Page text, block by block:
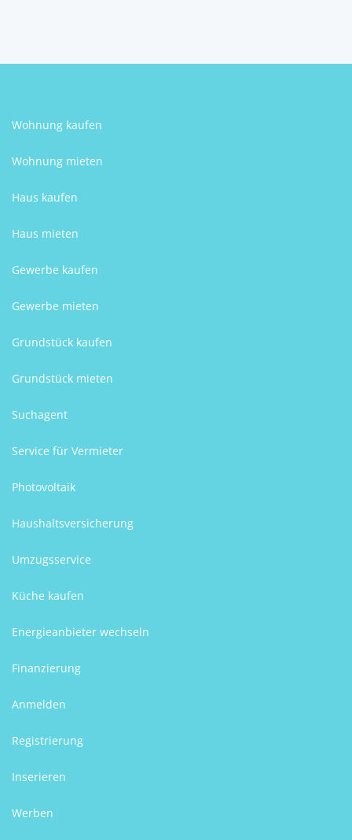
Wohnung kaufen
Wohnung mieten
Haus kaufen
Haus mieten
Gewerbe kaufen
Gewerbe mieten
Grundstück kaufen
Grundstück mieten
Suchagent
Service für Vermieter
Photovoltaik
Haushaltsversicherung
Umzugsservice
Küche kaufen
Energieanbieter wechseln
Finanzierung
Anmelden
Registrierung
Inserieren
Werben